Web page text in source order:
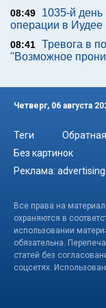
08:49
1035-й
операции в
08:41 Тревога в
"Возможное
Четверг, 06 августа
Теги
Без картинок
Реклама:
Все права на
охраняются в
использовании
обязательна.
статей без
соцсетях.